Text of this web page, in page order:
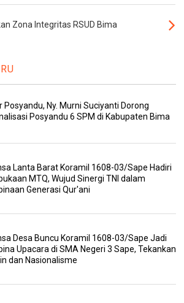
Zona Integritas RSUD Bima
Posyandu, Ny. Murni Suciyanti Dorong
Posyandu 6 SPM di Kabupaten Bima
Lanta Barat Koramil 1608-03/Sape Hadiri
MTQ, Wujud Sinergi TNI dalam
Generasi Qur'ani
Desa Buncu Koramil 1608-03/Sape Jadi
Upacara di SMA Negeri 3 Sape, Tekankan
dan Nasionalisme